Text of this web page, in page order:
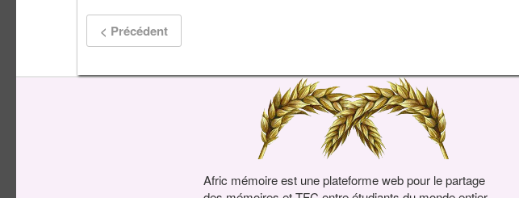
< Précédent
Afric mémoire est une plateforme web pour le partage